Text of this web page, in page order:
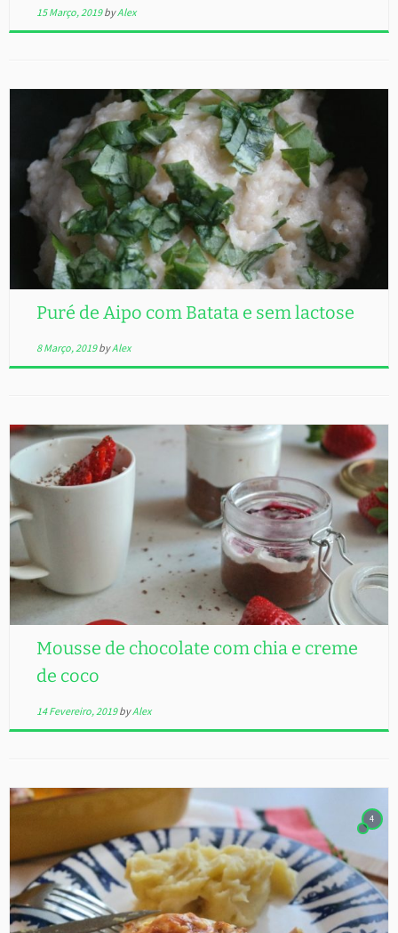
15 Março, 2019 byAlex
Puré de Aipo com Batata e sem lactose
8 Março, 2019 byAlex
Mousse de chocolate com chia e creme
de coco
14 Fevereiro, 2019 byAlex
4